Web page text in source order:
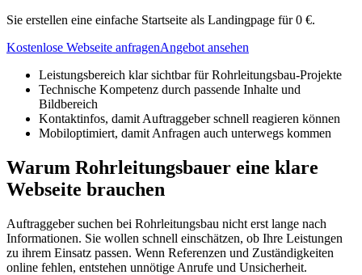
Sie erstellen eine einfache Startseite als Landingpage für 0 €.
Kostenlose Webseite anfragenAngebot ansehen
Leistungsbereich klar sichtbar für Rohrleitungsbau-Projekte
Technische Kompetenz durch passende Inhalte und
Bildbereich
Kontaktinfos, damit Auftraggeber schnell reagieren können
Mobiloptimiert, damit Anfragen auch unterwegs kommen
Warum Rohrleitungsbauer eine klare
Webseite brauchen
Auftraggeber suchen bei Rohrleitungsbau nicht erst lange nach
Informationen. Sie wollen schnell einschätzen, ob Ihre Leistungen
zu ihrem Einsatz passen. Wenn Referenzen und Zuständigkeiten
online fehlen, entstehen unnötige Anrufe und Unsicherheit.